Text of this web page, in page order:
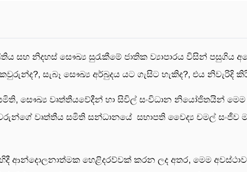
සහ නිදහස් සෞඛ්‍ය සුරැකීමේ ජාතික ව්‍යාපාරය විසින් පසුගිය
සැබෑ සෞඛ්‍ය අර්බුදය යට ගැසිට හැකිද?, එය නිවැරිදි
සෞඛ්‍ය වෘත්තීයවේදීන් හා සිවිල් සංවිධාන නියෝජිතයින්
වෘත්තීය සමිති සන්ධානයේ සභාපති වෛද්‍ය චමල් සංජීව
ආන්දොලනාත්මක හෙළිදරව්වක් කරන ලද අතර, මෙම